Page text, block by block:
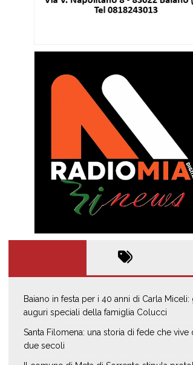
Baiano in festa per i 40 anni di Carla Miceli:
auguri speciali della famiglia Colucci
Santa Filomena: una storia di fede che vive
due secoli